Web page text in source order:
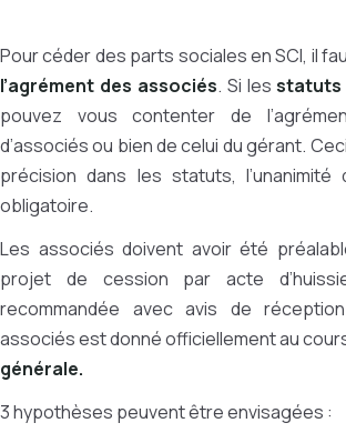
Pour céder des parts sociales en SCI, il
l’agrément des associés. Si lesstatuts
pouvez vous contenter de
d’associés ou bien de celui du gérant.
précision dans les statuts,
obligatoire.
Les associés doivent avoir été
projet de cession par acte
recommandée avec avis de
associés est donné officiellement au
générale.
3 hypothèses peuvent être envisagées :